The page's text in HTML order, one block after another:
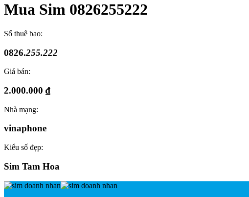
Mua Sim 0826255222
Số thuê bao:
0826.255.222
Giá bán:
2.000.000 ₫
Nhà mạng:
vinaphone
Kiểu số đẹp:
Sim Tam Hoa